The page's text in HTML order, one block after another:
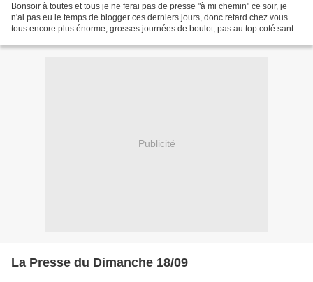
Bonsoir à toutes et tous je ne ferai pas de presse "à mi chemin" ce soir, je
n'ai pas eu le temps de blogger ces derniers jours, donc retard chez vous
tous encore plus énorme, grosses journées de boulot, pas au top coté santé,
Publicité
La Presse du Dimanche 18/09